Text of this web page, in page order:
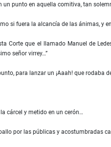
un punto en aquella comitiva, tan
si fuera la alcancía de las ánimas, y
Corte que el llamado Manuel de
señor virrey…”
para lanzar un ¡Aaah! que rodaba
cárcel y metido en un cerón…
por las públicas y acostumbradas